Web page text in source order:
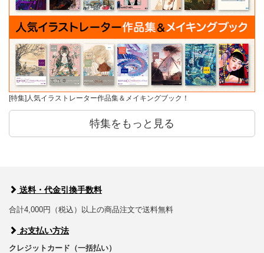
[特集]人気イラストレーター作品集＆メイキングブック！
特集をもっと見る
送料・代金引換手数料
合計4,000円（税込）以上の商品注文で送料無料
お支払い方法
クレジットカード（一括払い）